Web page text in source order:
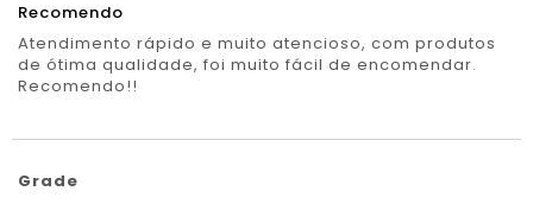
Recomendo
Atendimento rápido e muito atencioso, com produtos
de ótima qualidade, foi muito fácil de encomendar.
Recomendo!!
Grade